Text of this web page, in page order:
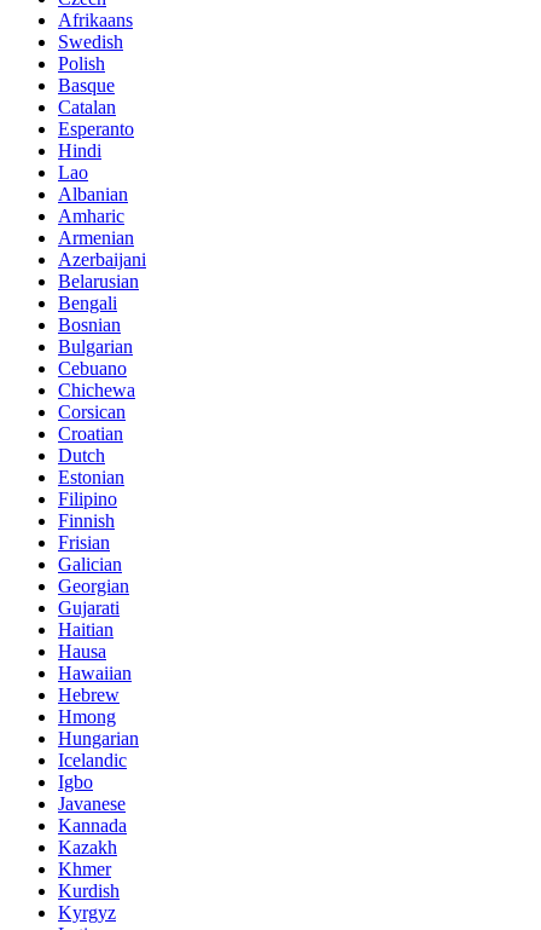
Afrikaans
Swedish
Polish
Basque
Catalan
Esperanto
Hindi
Lao
Albanian
Amharic
Armenian
Azerbaijani
Belarusian
Bengali
Bosnian
Bulgarian
Cebuano
Chichewa
Corsican
Croatian
Dutch
Estonian
Filipino
Finnish
Frisian
Galician
Georgian
Gujarati
Haitian
Hausa
Hawaiian
Hebrew
Hmong
Hungarian
Icelandic
Igbo
Javanese
Kannada
Kazakh
Khmer
Kurdish
Kyrgyz